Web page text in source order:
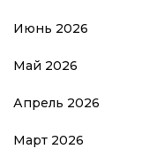
Июнь 2026
Май 2026
Апрель 2026
Март 2026